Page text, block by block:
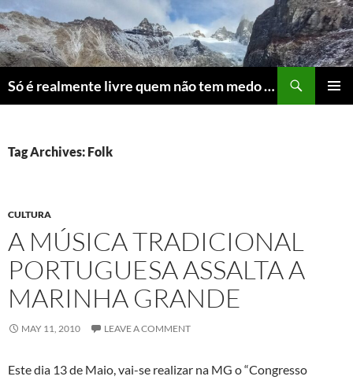
Skip
to
content
Só é realmente livre quem não tem medo do ridículo
Tag Archives: Folk
CULTURA
A MÚSICA TRADICIONAL
PORTUGUESA ASSALTA A
MARINHA GRANDE
MAY 11, 2010 LEAVE A COMMENT
Este dia 13 de Maio, vai-se realizar na MG o “Congresso